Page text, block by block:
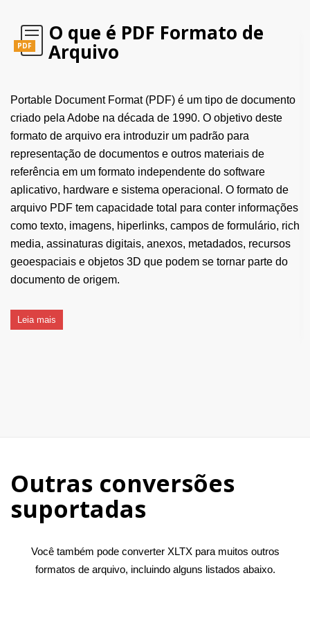
PDF
O que é PDF Formato de
Arquivo
Portable Document Format (PDF) é um tipo de documento
criado pela Adobe na década de 1990. O objetivo deste
formato de arquivo era introduzir um padrão para
representação de documentos e outros materiais de
referência em um formato independente do software
aplicativo, hardware e sistema operacional. O formato de
arquivo PDF tem capacidade total para conter informações
como texto, imagens, hiperlinks, campos de formulário, rich
media, assinaturas digitais, anexos, metadados, recursos
geoespaciais e objetos 3D que podem se tornar parte do
documento de origem.
Leia mais
Outras conversões
suportadas
Você também pode converter XLTX para muitos outros
formatos de arquivo, incluindo alguns listados abaixo.